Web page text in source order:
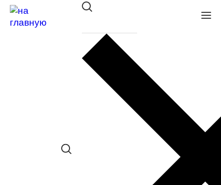
Оправа DACKOR мет. 238 black
в наличии (До 5 шт.) *наличие товара в
конкретном салоне необходимо
Сравнить товар